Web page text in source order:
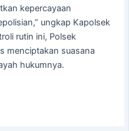
kepercayaan
ungkap Kapolsek
rutin ini, Polsek
menciptakan suasana
hukumnya.